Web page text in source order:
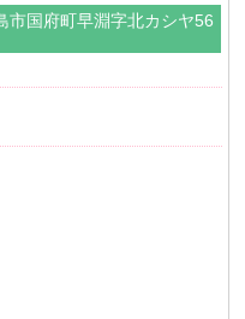
市国府町早淵字北カシヤ56